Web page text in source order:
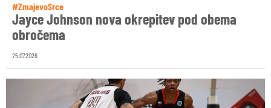
#ZmajevoSrce
Jayce Johnson nova okrepitev pod obema
obročema
25.07.2026